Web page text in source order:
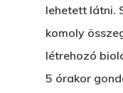
lehetett látni.
komoly
létrehozó
5 órakor